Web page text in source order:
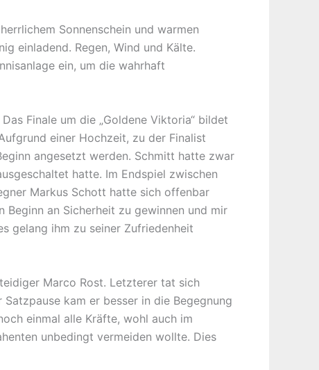
Sonnenschein und warmen
einladend. Regen, Wind und Kälte.
ein, um die wahrhaft
Finale um die „Goldene Viktoria“ bildet
einer Hochzeit, zu der Finalist
angesetzt werden. Schmitt hatte zwar
hatte. Im Endspiel zwischen
Markus Schott hatte sich offenbar
an Sicherheit zu gewinnen und mir
gelang ihm zu seiner Zufriedenheit
Marco Rost. Letzterer tat sich
kam er besser in die Begegnung
einmal alle Kräfte, wohl auch im
unbedingt vermeiden wollte. Dies